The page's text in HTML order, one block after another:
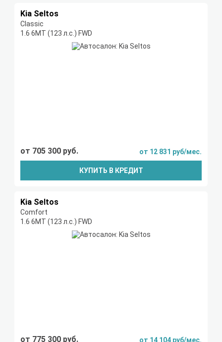
Kia Seltos
Classic
1.6 6МТ (123 л.с.) FWD
от 705 300 руб. от 12 831 руб/мес.
КУПИТЬ В КРЕДИТ
Kia Seltos
Comfort
1.6 6МТ (123 л.с.) FWD
от 775 300 руб. от 14 104 руб/мес.